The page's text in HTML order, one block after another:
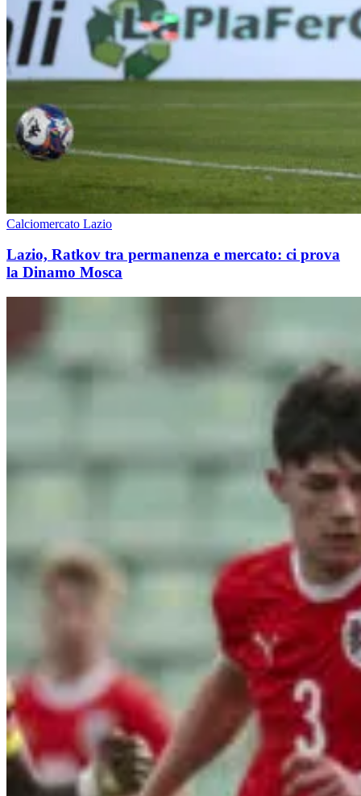
Calciomercato Lazio
Lazio, Ratkov tra permanenza e mercato: ci prova
la Dinamo Mosca